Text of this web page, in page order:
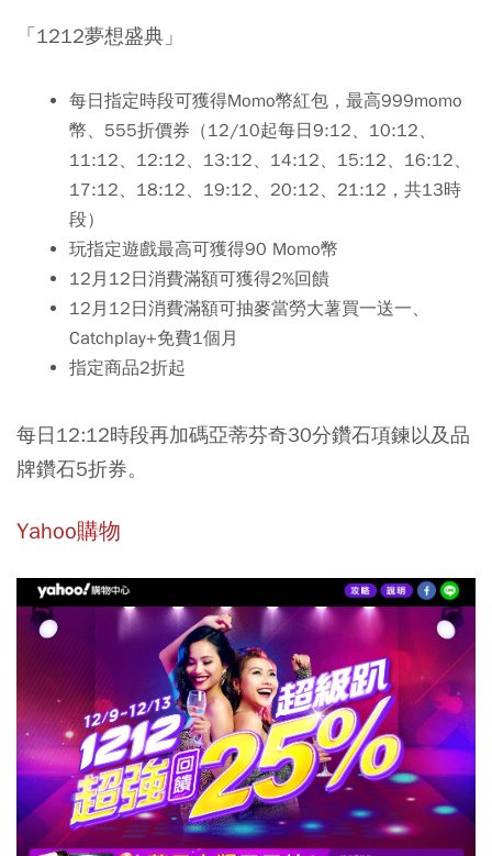
「1212夢想盛典」
每日指定時段可獲得Momo幣紅包，最高999momo
幣、555折價券（12/10起每日9:12、10:12、
11:12、12:12、13:12、14:12、15:12、16:12、
17:12、18:12、19:12、20:12、21:12，共13時
段）
玩指定遊戲最高可獲得90 Momo幣
12月12日消費滿額可獲得2%回饋
12月12日消費滿額可抽麥當勞大薯買一送一、
Catchplay+免費1個月
指定商品2折起
每日12:12時段再加碼亞蒂芬奇30分鑽石項鍊以及品
牌鑽石5折券。
Yahoo購物